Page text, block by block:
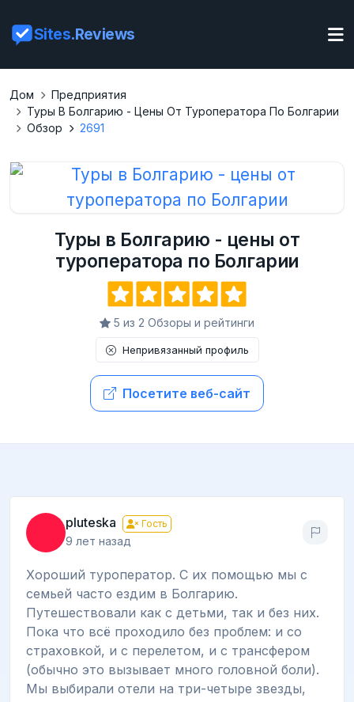
Sites.Reviews
Дом
Предприятия
Туры В Болгарию - Цены От Туроператора По Болгарии
Обзор
2691
Туры в Болгарию - цены от
туроператора по Болгарии
5 из 2 Обзоры и рейтинги
Непривязанный профиль
Посетите веб-сайт
pluteska Гость
9 лет назад
Хороший туроператор. С их помощью мы с
семьей часто ездим в Болгарию.
Путешествовали как с детьми, так и без них.
Пока что всё проходило без проблем: и со
страховкой, и с перелетом, и с трансфером
(обычно это вызывает много головной боли).
Мы выбирали отели на три-четыре звезды,